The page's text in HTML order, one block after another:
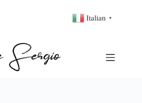
Italian ▼